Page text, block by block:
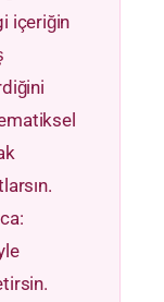
içeriğin